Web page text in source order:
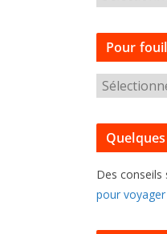
a
t
g
e
s
Pour
o
u
o
u
Des conseils
pour voyager